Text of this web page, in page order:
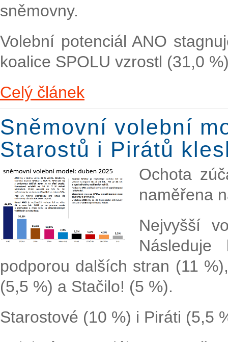
sněmovny.
Volební potenciál ANO
koalice SPOLU vzrostl (31,0
Celý článek
Sněmovní volební
Starostů i Pirátů
Ochota
naměřena
Nejvyšší
podporou dalších stran (11
(5,5 %) a Stačilo! (5 %).
Starostové (10 %) i Piráti (5,5